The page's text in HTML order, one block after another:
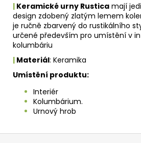
| Keramické urny Rustica mají
design zdobený zlatým lemem
je ručně zbarvený do rustikálního
určené především pro umístění v
kolumbáriu
| Materiál: Keramika
Umístění produktu:
Interiér
Kolumbárium.
Urnový hrob
Z